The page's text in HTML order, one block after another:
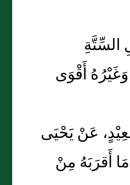
السِّتَّةِ
وَغَيْرُهُ أَقْوَى
عَنْ يَحْيَى
أَقرَبَهُ مِنْ